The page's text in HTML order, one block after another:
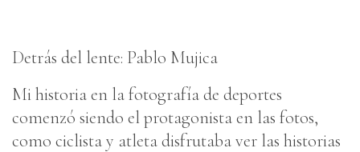
Detrás del lente: Pablo Mujica
Mi historia en la fotografía de deportes
comenzó siendo el protagonista en las fotos,
como ciclista y atleta disfrutaba ver las historias